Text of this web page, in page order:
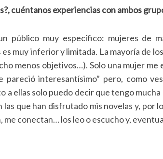
cuéntanos experiencias con ambos
público muy específico: mujeres de
muy inferior y limitada. La mayoría de
menos objetivos…). Solo una mujer me
pareció interesantísimo” pero, como
a ellas solo puedo decir que tengo
las que han disfrutado mis novelas y, por
me conectan… los leo o escucho y,